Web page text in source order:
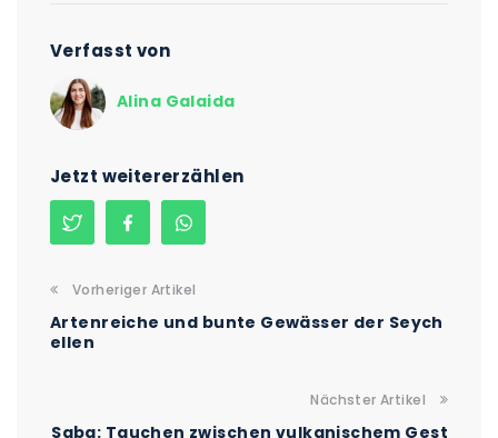
Verfasst von
Alina Galaida
Jetzt weitererzählen
Vorheriger Artikel
Artenreiche und bunte Gewässer der Seych
ellen
Nächster Artikel
Saba: Tauchen zwischen vulkanischem Gest